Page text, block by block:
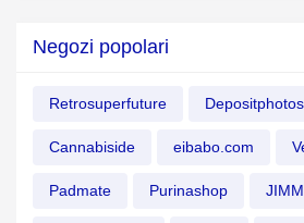
Negozi popolari
Retrosuperfuture Depositphotos
Cannabiside eibabo.com
Padmate Purinashop